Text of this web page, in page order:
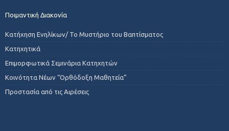
Ποιμαντική Διακονία
Κατήχηση Ενηλίκων/ Το Μυστήριο του Βαπτίσματος
Κατηχητικά
Επιμορφωτικά Σεμινάρια Κατηχητών
Κοινότητα Νέων “Ορθόδοξη Μαθητεία”
Προστασία από τις Αιρέσεις